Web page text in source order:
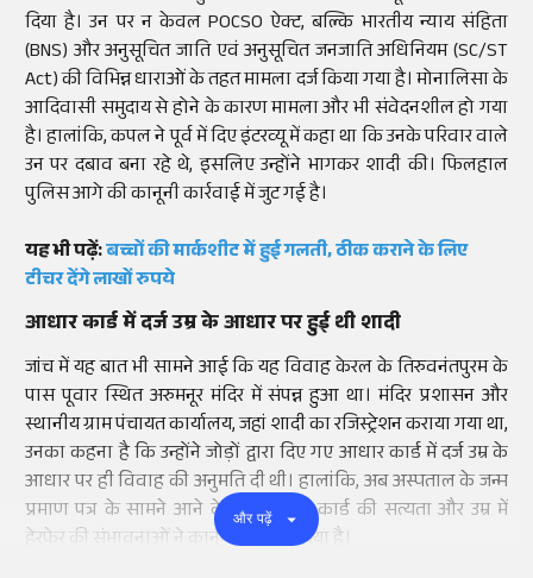
दिया है। उन पर न केवल POCSO ऐक्ट, बल्कि भारतीय न्याय संहिता
(BNS) और अनुसूचित जाति एवं अनुसूचित जनजाति अधिनियम (SC/ST
Act) की विभिन्न धाराओं के तहत मामला दर्ज किया गया है। मोनालिसा के
आदिवासी समुदाय से होने के कारण मामला और भी संवेदनशील हो गया
है। हालांकि, कपल ने पूर्व में दिए इंटरव्यू में कहा था कि उनके परिवार वाले
उन पर दबाव बना रहे थे, इसलिए उन्होंने भागकर शादी की। फिलहाल
पुलिस आगे की कानूनी कार्रवाई में जुट गई है।
यह भी पढ़ें:बच्चों की मार्कशीट में हुई गलती, ठीक कराने के लिए
टीचर देंगे लाखों रुपये
आधार कार्ड में दर्ज उम्र के आधार पर हुई थी शादी
जांच में यह बात भी सामने आई कि यह विवाह केरल के तिरुवनंतपुरम के
पास पूवार स्थित अरुमनूर मंदिर में संपन्न हुआ था। मंदिर प्रशासन और
स्थानीय ग्राम पंचायत कार्यालय, जहां शादी का रजिस्ट्रेशन कराया गया था,
उनका कहना है कि उन्होंने जोड़ों द्वारा दिए गए आधार कार्ड में दर्ज उम्र के
आधार पर ही विवाह की अनुमति दी थी। हालांकि, अब अस्पताल के जन्म
प्रमाण पत्र के सामने आने के बाद आधार कार्ड की सत्यता और उम्र में
हेरफेर की संभावनाओं ने कानूनी पेच बढ़ा दिया है।
और पढ़ें